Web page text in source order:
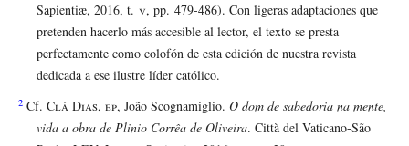
Sapientiæ, 2016, t. v, pp. 479-486). Con ligeras adaptaciones que
pretenden hacerlo más accesible al lector, el texto se presta
perfectamente como colofón de esta edición de nuestra revista
dedicada a ese ilustre líder católico.
2 Cf. Clá Dias, ep, João Scognamiglio. O dom de sabedoria na mente,
vida a obra de Plinio Corrêa de Oliveira. Città del Vaticano-São